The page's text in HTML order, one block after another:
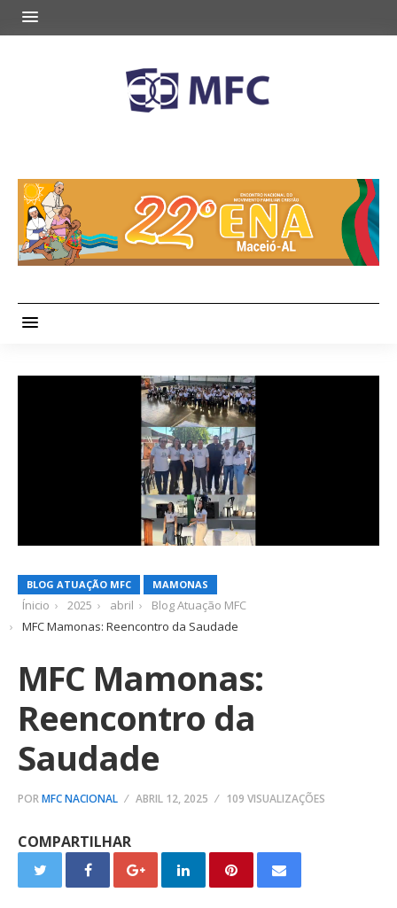
BLOG ATUAÇÃO MFC MAMONAS
Ínicio 2025 abril
Blog Atuação MFC
MFC Mamonas: Reencontro da Saudade
MFC Mamonas:
Reencontro da
Saudade
PORMFC NACIONAL ABRIL 12, 2025 109 VISUALIZAÇÕES
COMPARTILHAR